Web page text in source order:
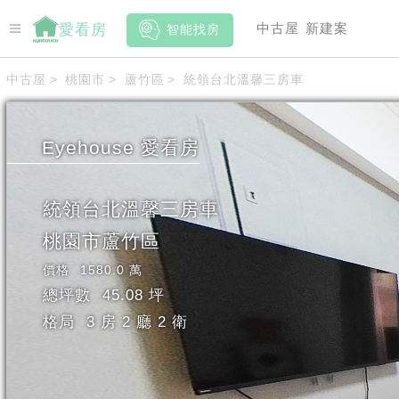
愛看房 智能找房 中古屋 新建案
中古屋 > 桃園市 > 蘆竹區 > 統領台北溫馨三房車
Eyehouse 愛看房
統領台北溫馨三房車
桃園市蘆竹區
價格 1580.0 萬
總坪數
45.08 坪
格局
3 房 2 廳 2 衛